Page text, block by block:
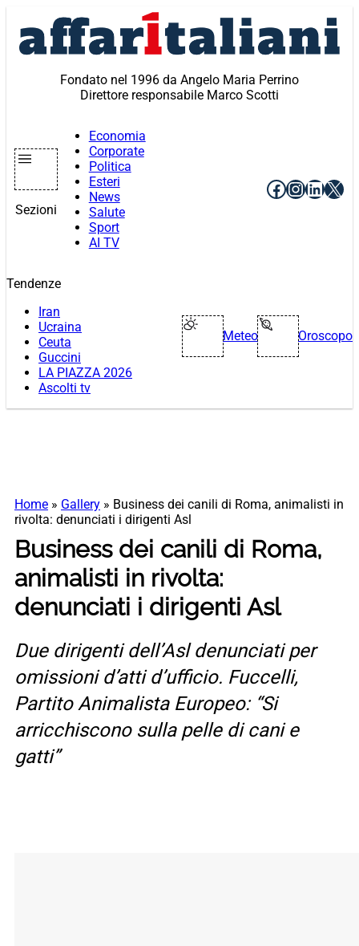
contenuto
Fondato nel 1996 da Angelo Maria Perrino
Direttore responsabile Marco Scotti
Sezioni
Economia
Corporate
Politica
Esteri
News
Salute
Sport
AI TV
Facebook
X
Tendenze
Iran
Ucraina
Ceuta
Guccini
LA PIAZZA 2026
Ascolti tv
Meteo Oroscopo
Home » Gallery » Business dei canili di Roma, animalisti in
rivolta: denunciati i dirigenti Asl
Business dei canili di Roma,
animalisti in rivolta:
denunciati i dirigenti Asl
Due dirigenti dell’Asl denunciati per
omissioni d’atti d’ufficio. Fuccelli,
Partito Animalista Europeo: “Si
arricchiscono sulla pelle di cani e
gatti”